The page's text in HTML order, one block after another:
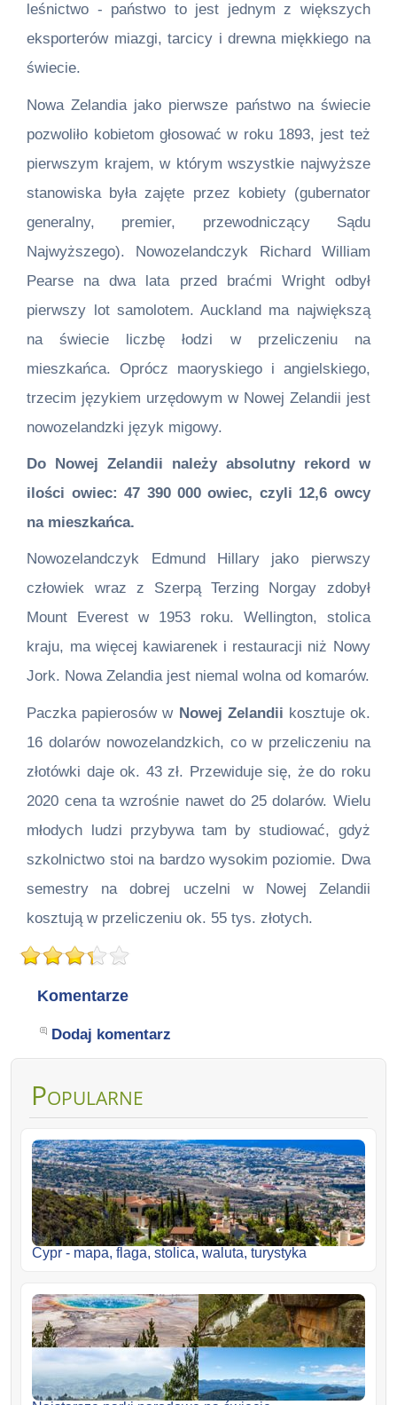
leśnictwo - państwo to jest jednym z większych
eksporterów miazgi, tarcicy i drewna miękkiego na
świecie.
Nowa Zelandia jako pierwsze państwo na świecie
pozwoliło kobietom głosować w roku 1893, jest też
pierwszym krajem, w którym wszystkie najwyższe
stanowiska była zajęte przez kobiety (gubernator
generalny, premier, przewodniczący Sądu
Najwyższego). Nowozelandczyk Richard William
Pearse na dwa lata przed braćmi Wright odbył
pierwszy lot samolotem. Auckland ma największą
na świecie liczbę łodzi w przeliczeniu na
mieszkańca. Oprócz maoryskiego i angielskiego,
trzecim językiem urzędowym w Nowej Zelandii jest
nowozelandzki język migowy.
Do Nowej Zelandii należy absolutny rekord w
ilości owiec: 47 390 000 owiec, czyli 12,6 owcy
na mieszkańca.
Nowozelandczyk Edmund Hillary jako pierwszy
człowiek wraz z Szerpą Terzing Norgay zdobył
Mount Everest w 1953 roku. Wellington, stolica
kraju, ma więcej kawiarenek i restauracji niż Nowy
Jork. Nowa Zelandia jest niemal wolna od komarów.
Paczka papierosów w Nowej Zelandii kosztuje ok.
16 dolarów nowozelandzkich, co w przeliczeniu na
złotówki daje ok. 43 zł. Przewiduje się, że do roku
2020 cena ta wzrośnie nawet do 25 dolarów. Wielu
młodych ludzi przybywa tam by studiować, gdyż
szkolnictwo stoi na bardzo wysokim poziomie. Dwa
semestry na dobrej uczelni w Nowej Zelandii
kosztują w przeliczeniu ok. 55 tys. złotych.
Komentarze
Dodaj komentarz
Popularne
Cypr - mapa, flaga, stolica, waluta, turystyka